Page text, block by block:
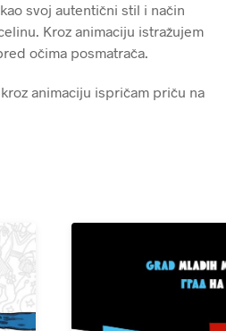
svoj autentični stil i način
Kroz animaciju istražujem
očima posmatrača.
animaciju ispričam priču na